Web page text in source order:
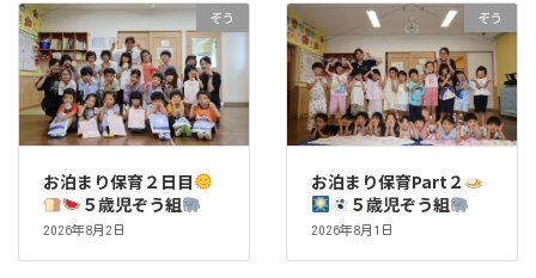
ぞう
お泊まり保育２日目
５歳児ぞう組
2026年8月2日
ぞう
お泊まり保育Part２
５歳児ぞう組
2026年8月1日